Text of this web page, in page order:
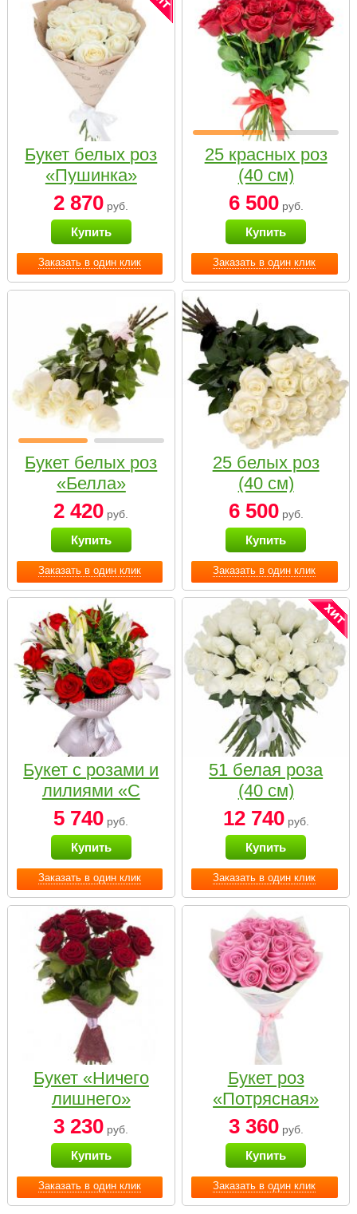
Заказать в один клик
Букет белых роз
«Пушинка»
2 870 руб.
Купить
Заказать в один клик
25 красных роз
(40 см)
6 500руб.
Купить
Заказать в один клик
Букет белых роз
«Белла»
2 420 руб.
Купить
Заказать в один клик
25 белых роз
(40 см)
6 500руб.
Купить
Заказать в один клик
Букет с розами и
лилиями «С
наилучшими
пожеланиями»
5 740 руб.
Купить
Заказать в один клик
51 белая роза
(40 см)
12 740руб.
Купить
Заказать в один клик
Букет «Ничего
лишнего»
3 230 руб.
Купить
Заказать в один клик
Букет роз
«Потрясная»
3 360руб.
Купить